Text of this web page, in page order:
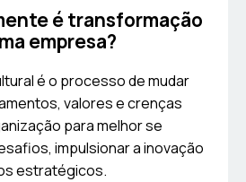
é transformação
empresa?
é o processo de mudar
valores e crenças
para melhor se
impulsionar a inovação
estratégicos.